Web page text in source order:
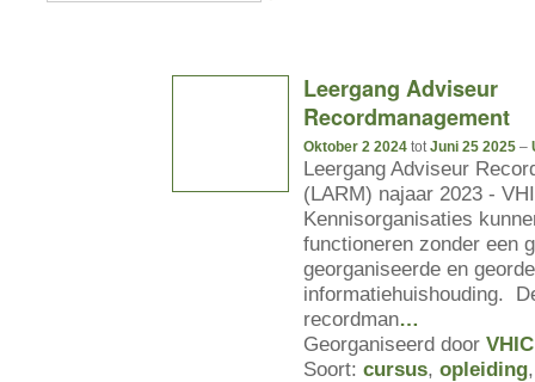
Leergang Adviseur
Recordmanagement
Oktober 2 2024 tot Juni 25 2025 –
Leergang Adviseur
(LARM) najaar 2023 -
Kennisorganisaties
functioneren zonder een
georganiseerde en
informatiehuishouding.
recordman…
Georganiseerd door
Soort: cursus, opleiding